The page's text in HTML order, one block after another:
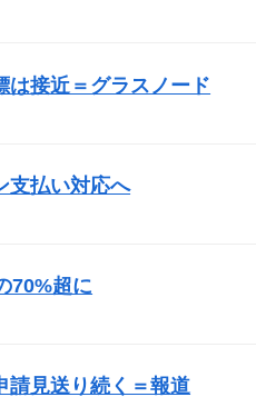
は接近＝グラスノード
支払い対応へ
70%超に
請見送り続く＝報道